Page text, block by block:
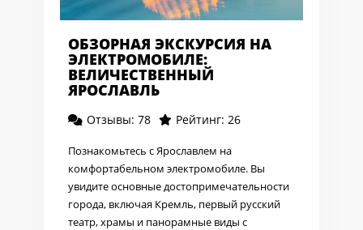
ОБЗОРНАЯ ЭКСКУРСИЯ НА
ЭЛЕКТРОМОБИЛЕ:
ВЕЛИЧЕСТВЕННЫЙ
ЯРОСЛАВЛЬ
Отзывы: 78 Рейтинг: 26
Познакомьтесь с Ярославлем на
комфортабельном электромобиле. Вы
увидите основные достопримечательности
города, включая Кремль, первый русский
театр, храмы и панорамные виды с